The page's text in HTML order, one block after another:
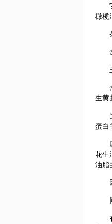
橄榄
生黄
蛋白
花生
油脂